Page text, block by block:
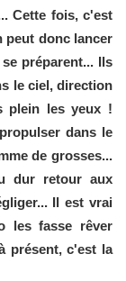
Cette fois, c'est
peut donc lancer
préparent... Ils
le ciel, direction
plein les yeux !
dans le
de grosses...
dur retour aux
Il est vrai
les fasse rêver
présent, c'est la